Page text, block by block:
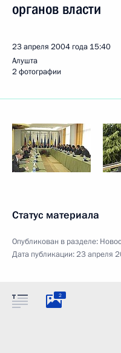
органов власти
23 апреля 2004 года 15:40
Алушта
2 фотографии
Статус материала
Опубликован в разделе:
Дата публикации:23 апреля
2